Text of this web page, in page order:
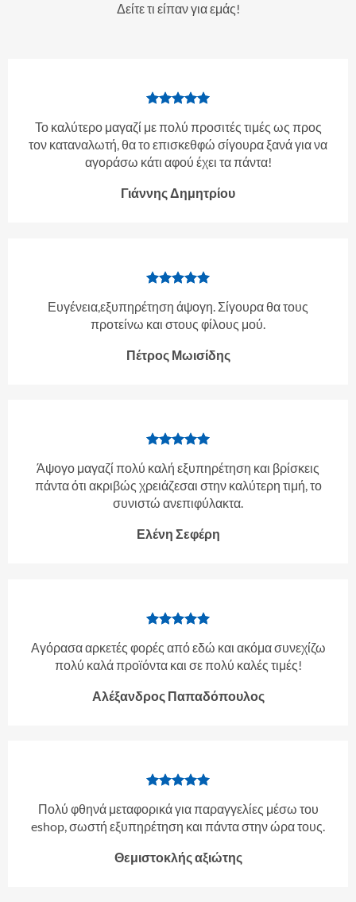
Δείτε τι είπαν για εμάς!
Το καλύτερο μαγαζί με πολύ προσιτές τιμές ως προς
τον καταναλωτή, θα το επισκεθφώ σίγουρα ξανά για να
αγοράσω κάτι αφού έχει τα πάντα!
Γιάννης Δημητρίου
Ευγένεια,εξυπηρέτηση άψογη. Σίγουρα θα τους
προτείνω και στους φίλους μού.
Πέτρος Μωισίδης
Άψογο μαγαζί πολύ καλή εξυπηρέτηση και βρίσκεις
πάντα ότι ακριβώς χρειάζεσαι στην καλύτερη τιμή, το
συνιστώ ανεπιφύλακτα.
Ελένη Σεφέρη
Αγόρασα αρκετές φορές από εδώ και ακόμα συνεχίζω
πολύ καλά προϊόντα και σε πολύ καλές τιμές!
Αλέξανδρος Παπαδόπουλος
Πολύ φθηνά μεταφορικά για παραγγελίες μέσω του
eshop, σωστή εξυπηρέτηση και πάντα στην ώρα τους.
Θεμιστοκλής αξιώτης